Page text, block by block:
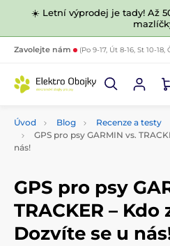
☀️ Letní výprodej je tady! Až
Zavolejte nám (Po 9-17, Út 8-16, St 10-18,
Úvod Blog
Recenze a testy
GPS pro psy GARMIN vs.
nás!
GPS pro psy
TRACKER – Kdo
Dozvíte se u